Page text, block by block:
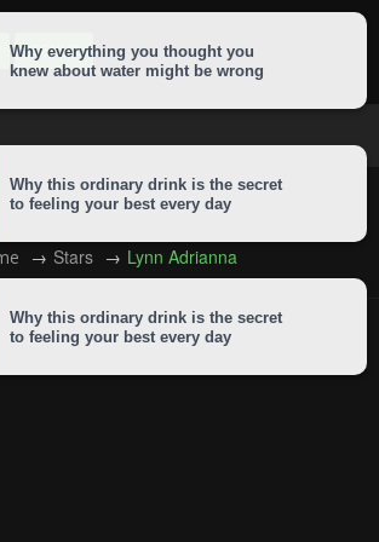
SIGNUP
Stars Lynn Adrianna